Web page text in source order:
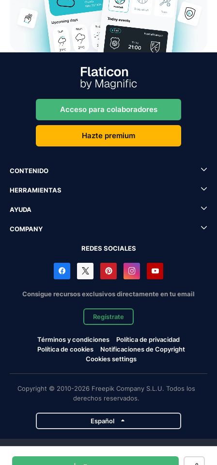
Acceso para colaboradores
Hazte premium
CONTENIDO
HERRAMIENTAS
AYUDA
COMPANY
REDES SOCIALES
Consigue recursos exclusivos directamente en tu email
Regístrate
Términos y condiciones
Política de privacidad
Política de cookies
Notificaciones de Copyright
Cookies settings
Copyright © 2010-2026 Freepik Company S.L.U. Todos los
derechos reservados.
Español